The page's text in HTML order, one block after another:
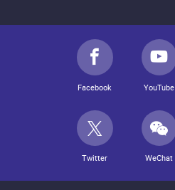
Facebook YouTube
Twitter WeChat